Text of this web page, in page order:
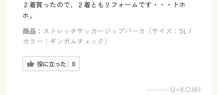
２着買ったので、２着ともリフォームです・・・トホ
ホ。
商品： ストレッチサッカージップパーカ（サイズ：5L /
カラー：ギンガムチェック）
役に立った 0